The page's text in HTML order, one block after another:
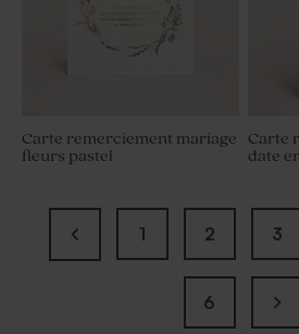
Carte remerciement mariage
fleurs pastel
Carte
date
1 2 3
6